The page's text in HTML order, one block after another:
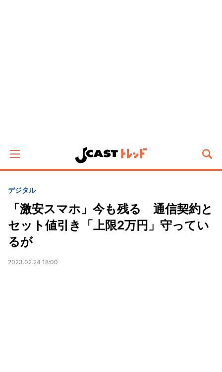
デジタル
「激安スマホ」今も残る 通信契約と
セット値引き「上限2万円」守ってい
るが
2023.02.24 18:00